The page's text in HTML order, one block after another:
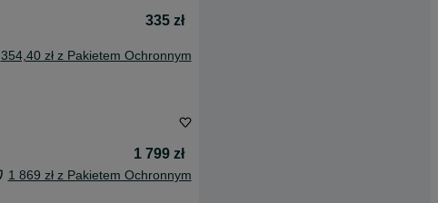
335 zł
354,40 zł z Pakietem Ochronnym
1 799 zł
1 869 zł z Pakietem Ochronnym